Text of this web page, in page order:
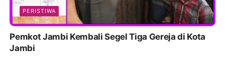
PERISTIWA
Pemkot Jambi Kembali Segel Tiga Gereja di Kota
Jambi